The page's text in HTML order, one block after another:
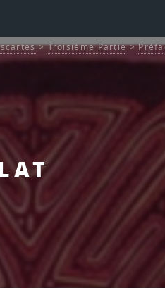
>Troisième Partie>